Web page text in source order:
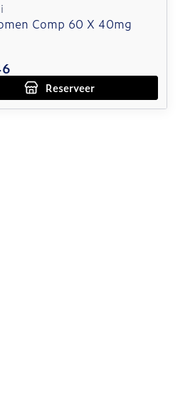
Comp 60 X 40mg
Reserveer